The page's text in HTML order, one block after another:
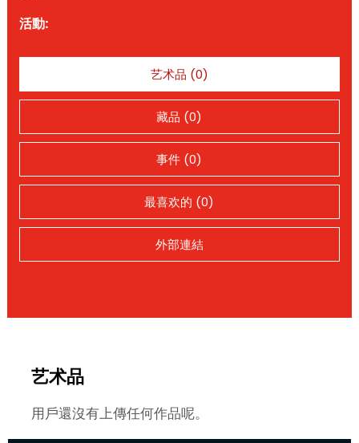
活動:
艺术品 (0)
藏品 (0)
事件 (0)
最喜欢的 (0)
外部連結
艺术品
用戶還沒有上傳任何作品呢。